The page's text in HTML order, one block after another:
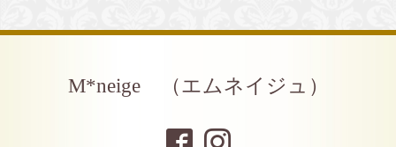
M*neige （エムネイジュ）